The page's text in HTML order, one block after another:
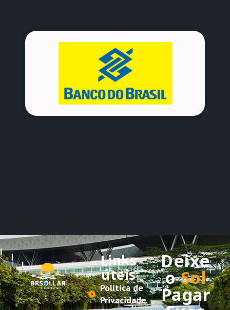
Links
úteis
Política de
Privacidade
Deixe
o Sol
Pagar